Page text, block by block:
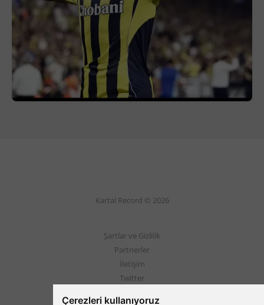
Çerezleri kullanıyoruz
Kartal Record © 2026
Şartlar ve Gizlilik
Partnerler
İletişim
Twitter